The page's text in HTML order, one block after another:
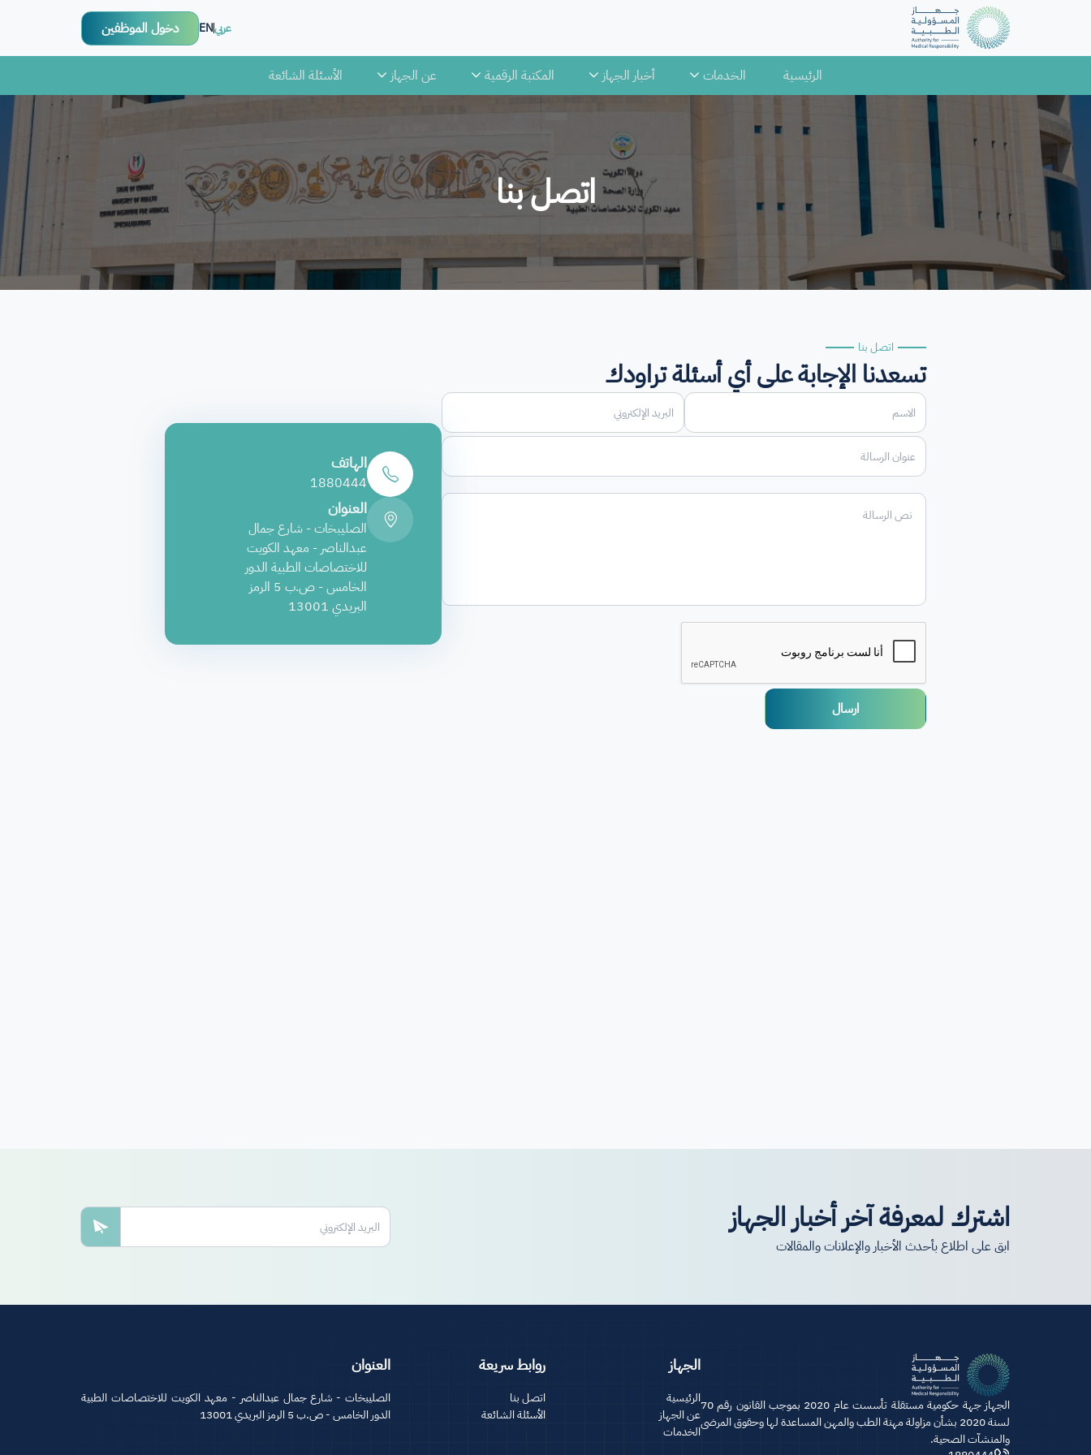
عربيEN دخول الموظفين
الرئيسية الخدمات أخبار الجهاز المكتبة الرقمية عن الجهاز الأسئلة الشائعة
اتصل بنا
اتصل بنا
تسعدنا الإجابة على أي أسئلة تراودك
ارسال
الهاتف
1880444
العنوان
الصليبخات - شارع جمال
عبدالناصر - معهد الكويت
للاختصاصات الطبية الدور
الخامس - ص.ب 5 الرمز
البريدي 13001
اشترك لمعرفة آخر أخبار الجهاز
ابق على اطلاع بأحدث الأخبار والإعلانات والمقالات
الجهاز جهة حكومية مستقلة تأسست عام 2020 بموجب القانون رقم 70
لسنة 2020 بشأن مزاولة مهنة الطب والمهن المساعدة لها وحقوق المرضى
والمنشآت الصحية.
الجهاز
الرئيسية
عن الجهاز
الخدمات
روابط سريعة
اتصل بنا
الأسئلة الشائعة
العنوان
الصليبخات - شارع جمال عبدالناصر - معهد الكويت للاختصاصات الطبية
الدور الخامس - ص.ب 5 الرمز البريدي 13001